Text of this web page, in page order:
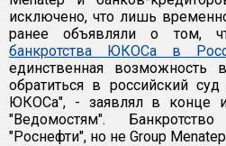
исключено, что лишь
ранее объявляли о том,
банкротства ЮКОСа в
единственная возможность
обратиться в российский
ЮКОСа", - заявлял в конце
"Ведомостям".
"Роснефти", но не Group